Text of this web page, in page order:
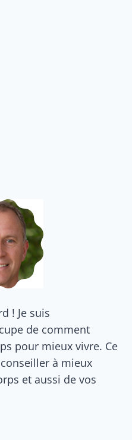
! Je suis
de comment
pour mieux vivre. Ce
à mieux
et aussi de vos